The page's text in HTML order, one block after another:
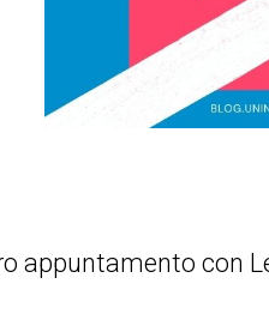
appuntamento con